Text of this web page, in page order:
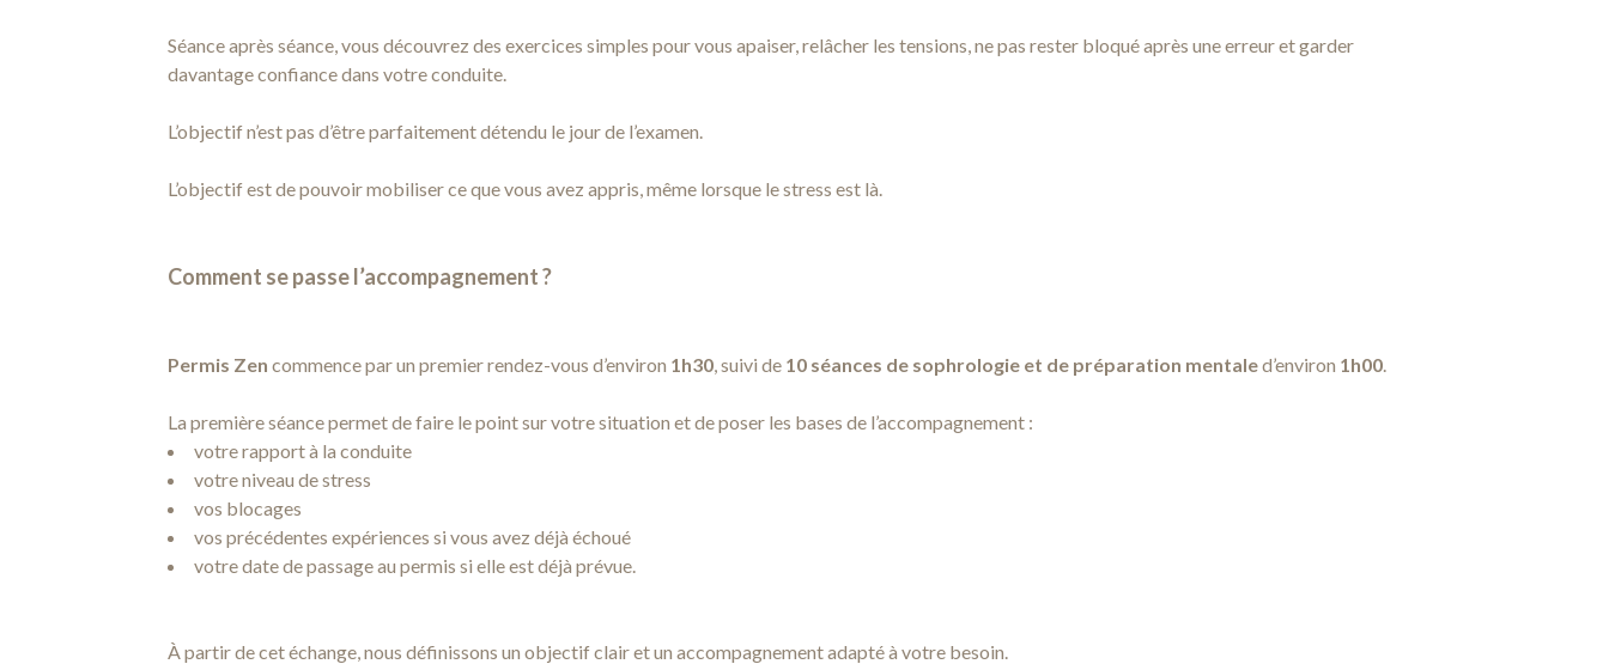
Séance après séance, vous découvrez des exercices simples pour vous apaiser, relâcher les tensions, ne pas rester bloqué après une erreur et garder
davantage confiance dans votre conduite.
L’objectif n’est pas d’être parfaitement détendu le jour de l’examen.
L’objectif est de pouvoir mobiliser ce que vous avez appris, même lorsque le stress est là.
Comment se passe l’accompagnement ?
Permis Zen commence par un premier rendez-vous d’environ 1h30 , suivi de 10 séances de sophrologie et de préparation mentaled’environ 1h00
La première séance permet de faire le point sur votre situation et de poser les bases de l’accompagnement :
votre rapport à la conduite
votre niveau de stress
vos blocages
vos précédentes expériences si vous avez déjà échoué
votre date de passage au permis si elle est déjà prévue.
À partir de cet échange, nous définissons un objectif clair et un accompagnement adapté à votre besoin.